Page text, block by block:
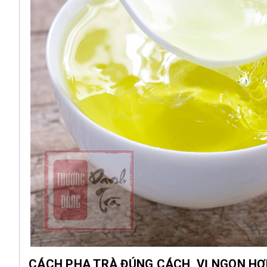
CÁCH PHA TRÀ ĐÚNG CÁCH, VỊ NGON